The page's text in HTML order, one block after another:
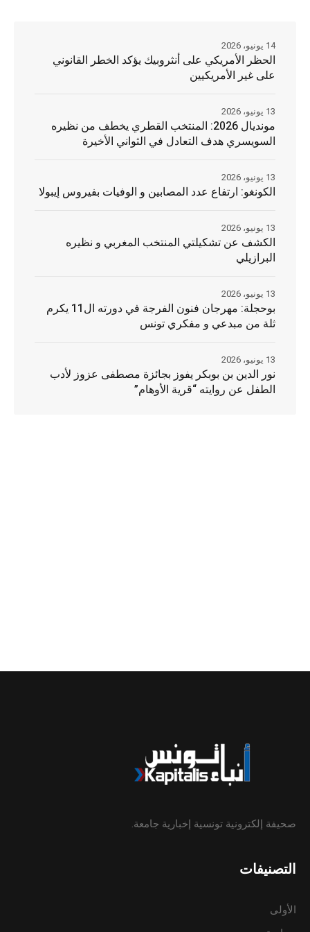
الحظر الأمريكي على أنثروبيك يؤكد الخطر القانوني
على غير الأمريكيين
14 يونيو، 2026
مونديال 2026: المنتخب القطري يخطف من نظيره
السويسري هدف التعادل في الثواني الأخيرة
13 يونيو، 2026
الكونغو: ارتفاع عدد المصابين و الوفيات بفيروس إيبولا
13 يونيو، 2026
الكشف عن تشكيلتي المنتخب المغربي و نظيره
البرازيلي
13 يونيو، 2026
بوحجلة: مهرجان فنون الفرجة في دورته ال11 يكرم
ثلة من مبدعي و مفكري تونس
13 يونيو، 2026
نور الدين بن بوبكر يفوز بجائزة مصطفى عزوز لأدب
الطفل عن روايته “قرية الأوهام”
13 يونيو، 2026
صحيفة إلكترونية تونسية إخبارية جامعة.
التصنيفات
الأولى